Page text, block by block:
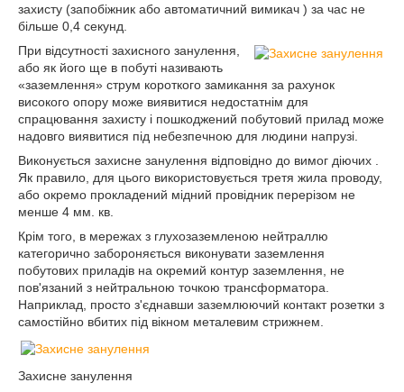
захисту (запобіжник або автоматичний вимикач ) за час не
більше 0,4 секунд.
При відсутності захисного занулення,
або як його ще в побуті називають
«заземлення» струм короткого замикання за рахунок
високого опору може виявитися недостатнім для
спрацювання захисту і пошкоджений побутовий прилад може
надовго виявитися під небезпечною для людини напрузі.
Виконується захисне занулення відповідно до вимог діючих .
Як правило, для цього використовується третя жила проводу,
або окремо прокладений мідний провідник перерізом не
менше 4 мм. кв.
Крім того, в мережах з глухозаземленою нейтраллю
категорично забороняється виконувати заземлення
побутових приладів на окремий контур заземлення, не
пов'язаний з нейтральною точкою трансформатора.
Наприклад, просто з'єднавши заземлюючий контакт розетки з
самостійно вбитих під вікном металевим стрижнем.
Захисне занулення